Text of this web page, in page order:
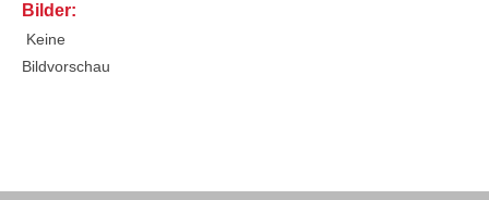
Bilder:
Keine
Bildvorschau